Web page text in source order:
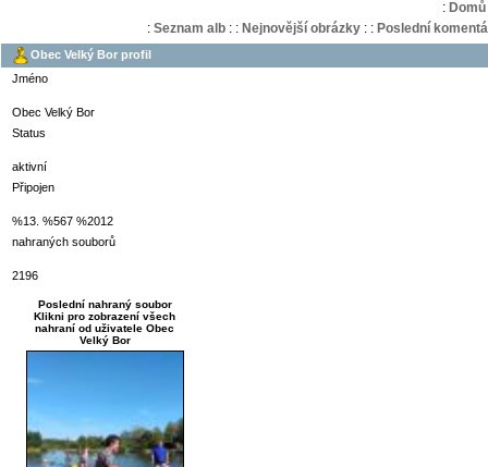
: Domů
: Seznam alb: : Nejnovější obrázky: : Poslední
Obec Velký Bor profil
Jméno
Obec Velký Bor
Status
aktivní
Připojen
%13. %567 %2012
nahraných souborů
2196
Poslední nahraný soubor
Klikni pro zobrazení všech
nahraní od uživatele Obec
Velký Bor